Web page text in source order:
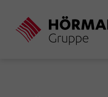
Inhalt